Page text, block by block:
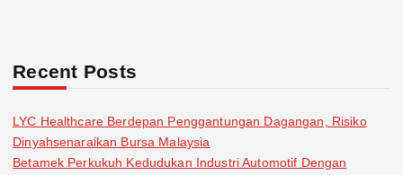
Recent Posts
LYC Healthcare Berdepan Penggantungan Dagangan, Risiko
Dinyahsenaraikan Bursa Malaysia
Betamek Perkukuh Kedudukan Industri Automotif Dengan